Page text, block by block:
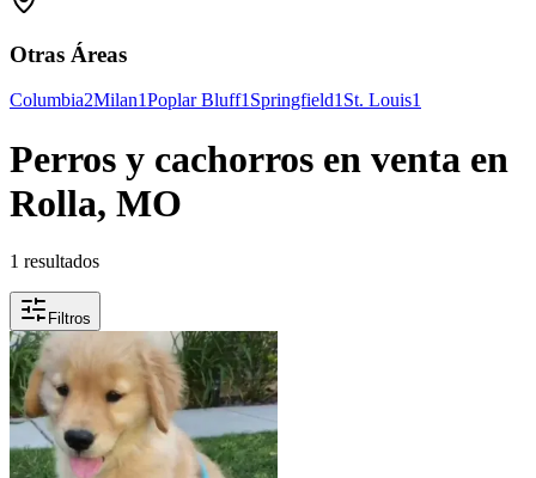
Otras Áreas
Columbia2Milan1Poplar Bluff1Springfield1St. Louis1
Perros y cachorros en venta en
Rolla, MO
1 resultados
Filtros